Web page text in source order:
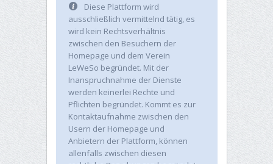
Diese Plattform wird
ausschließlich vermittelnd tätig, es
wird kein Rechtsverhältnis
zwischen den Besuchern der
Homepage und dem Verein
LeWeSo begründet. Mit der
Inanspruchnahme der Dienste
werden keinerlei Rechte und
Pflichten begründet. Kommt es zur
Kontaktaufnahme zwischen den
Usern der Homepage und
Anbietern der Plattform, können
allenfalls zwischen diesen